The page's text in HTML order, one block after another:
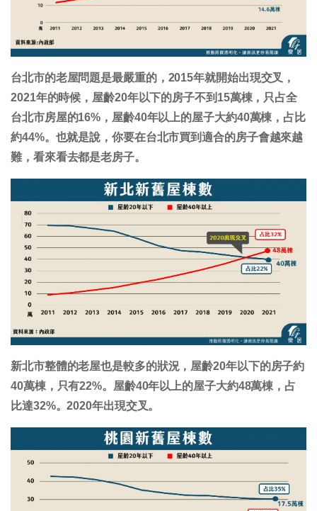
台北市的老屋問題是最嚴重的，2015年就開始出現交叉，
2021年的時候，屋齡20年以下的房子不到15萬棟，只占全
台北市房屋的16%，屋齡40年以上的屋子大約40萬棟，占比
約44%。也就是說，你要在台北市買到適合的房子會越來越
難，看來看去都是老房子。
新北市整體的老屋也是較多的狀況，屋齡20年以下的房子約
40萬棟，只有22%。屋齡40年以上的屋子大約48萬棟，占
比達32%。2020年出現交叉。